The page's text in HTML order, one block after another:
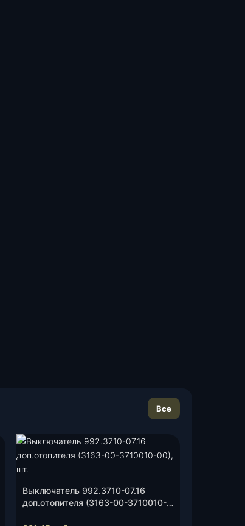
Все
Выключатель 992.3710-07.16
доп.отопителя (3163-00-3710010-